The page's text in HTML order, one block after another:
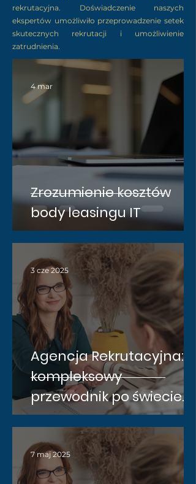
rekrutacyjna. Doświadczenie naszych
ekspertów umożliwiło przeprowadzenie setek
skutecznych rekrutacji i umożliwienie
zatrudnienia.
Zrozumienie kosztów
body leasingu IT
4 mar
Agencja Rekrutacyjna:
kompleksowy
przewodnik po świecie
profesjonalnego
pośrednictwa pracy
3 cze 2025
7 maj 2025